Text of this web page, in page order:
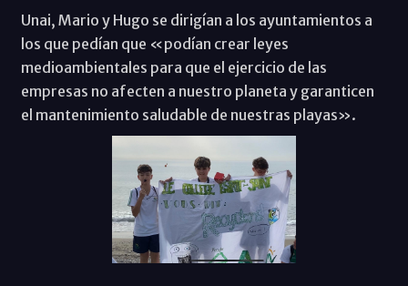
Unai, Mario y Hugo se dirigían a los ayuntamientos a
los que pedían que «podían crear leyes
medioambientales para que el ejercicio de las
empresas no afecten a nuestro planeta y garanticen
el mantenimiento saludable de nuestras playas».